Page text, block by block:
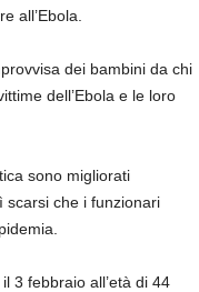
all’Ebola.
dei bambini da chi
dell’Ebola e le loro
sono migliorati
scarsi che i funzionari
3 febbraio all’età di 44